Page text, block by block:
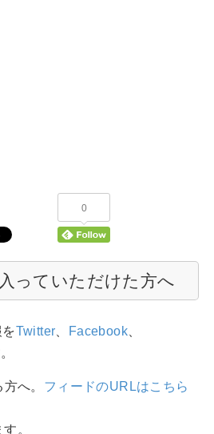
0
っていただけた方へ
Twitter Facebook
へ。 フィードのURLはこちら
。